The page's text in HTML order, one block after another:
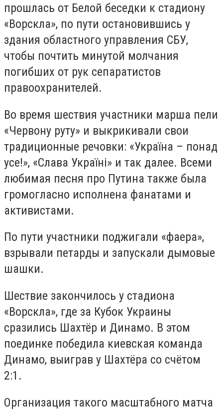
прошлась от Белой беседки к стадиону
«Ворскла», по пути остановившись у
здания областного управления СБУ,
чтобы почтить минутой молчания
погибших от рук сепаратистов
правоохранителей.
Во время шествия участники марша пели
«Червону руту» и выкрикивали свои
традиционные речовки: «Україна – понад
усе!», «Слава Україні» и так далее. Всеми
любимая песня про Путина также была
громогласно исполнена фанатами и
активистами.
По пути участники поджигали «фаера»,
взрывали петарды и запускали дымовые
шашки.
Шествие закончилось у стадиона
«Ворскла», где за Кубок Украины
сразились Шахтёр и Динамо. В этом
поединке победила киевская команда
Динамо, выиграв у Шахтёра со счётом
2:1.
Организация такого масштабного матча